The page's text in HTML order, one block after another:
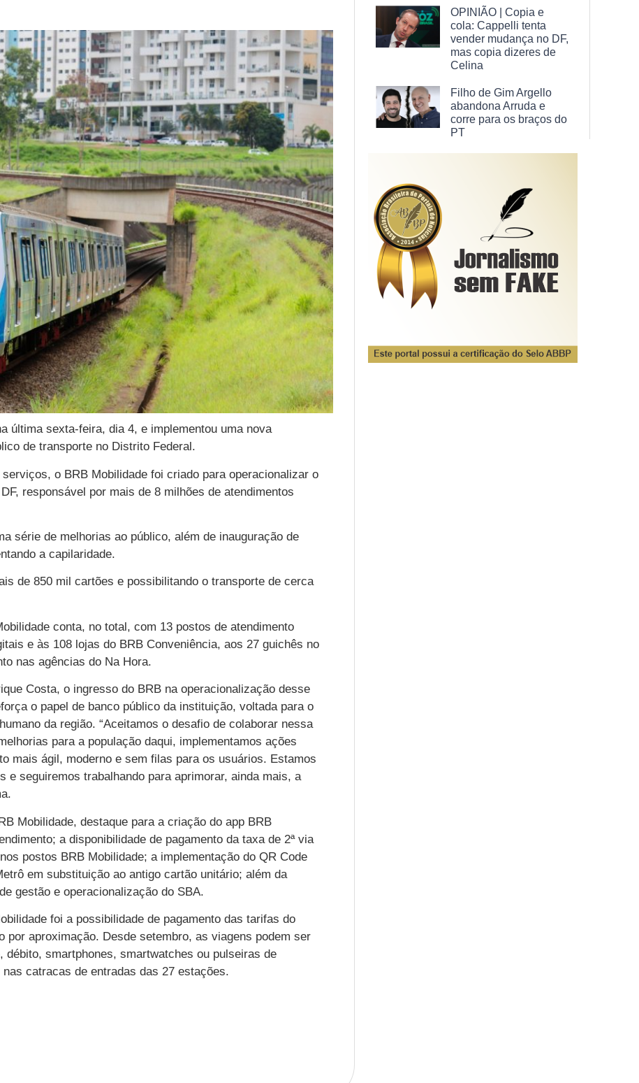
última sexta-feira, dia 4, e implementou uma nova
de transporte no Distrito Federal.
o BRB Mobilidade foi criado para operacionalizar o
responsável por mais de 8 milhões de atendimentos
série de melhorias ao público, além de inauguração de
a capilaridade.
de 850 mil cartões e possibilitando o transporte de cerca
conta, no total, com 13 postos de atendimento
e às 108 lojas do BRB Conveniência, aos 27 guichês no
nas agências do Na Hora.
Costa, o ingresso do BRB na operacionalização desse
o papel de banco público da instituição, voltada para o
da região. “Aceitamos o desafio de colaborar nessa
para a população daqui, implementamos ações
mais ágil, moderno e sem filas para os usuários. Estamos
e seguiremos trabalhando para aprimorar, ainda mais, a
Mobilidade, destaque para a criação do app BRB
a disponibilidade de pagamento da taxa de 2ª via
postos BRB Mobilidade; a implementação do QR Code
em substituição ao antigo cartão unitário; além da
gestão e operacionalização do SBA.
foi a possibilidade de pagamento das tarifas do
por aproximação. Desde setembro, as viagens podem ser
débito, smartphones, smartwatches ou pulseiras de
catracas de entradas das 27 estações.
OPINIÃO | Copia e
cola: Cappelli tenta
vender mudança no DF,
mas copia dizeres de
Celina
Filho de Gim Argello
abandona Arruda e
corre para os braços do
PT